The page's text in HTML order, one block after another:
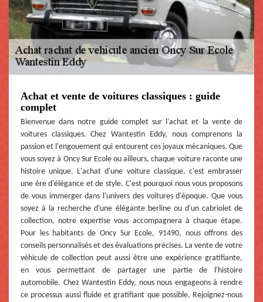
Achat et vente de voitures classiques : guide
complet
Bienvenue dans notre guide complet sur l'achat et la vente de
voitures classiques. Chez Wantestin Eddy, nous comprenons la
passion et l'engouement qui entourent ces joyaux mécaniques. Que
vous soyez à Oncy Sur Ecole ou ailleurs, chaque voiture raconte une
histoire unique. L'achat d'une voiture classique, c'est embrasser
une ère d'élégance et de style. C'est pourquoi nous vous proposons
de vous immerger dans l'univers des voitures d'époque. Que vous
soyez à la recherche d'une élégante berline ou d'un cabriolet de
collection, notre expertise vous accompagnera à chaque étape.
Pour les habitants de Oncy Sur Ecole, 91490, nous offrons des
conseils personnalisés et des évaluations précises. La vente de votre
véhicule de collection peut aussi être une expérience gratifiante,
en vous permettant de partager une partie de l'histoire
automobile. Chez Wantestin Eddy, nous nous engageons à rendre
ce processus aussi fluide et gratifiant que possible. Rejoignez-nous